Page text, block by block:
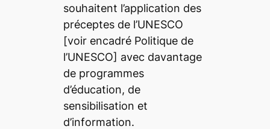
souhaitent l’application des
préceptes de l’UNESCO
[voir encadré Politique de
l’UNESCO] avec davantage
de programmes
d’éducation, de
sensibilisation et
d’information.